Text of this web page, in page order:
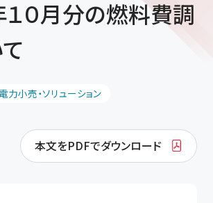
１０月分の燃料費調
電力小売・ソリューション
本文をPDFでダウンロード